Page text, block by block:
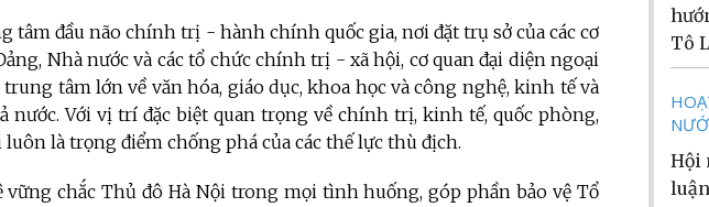
tâm đầu não chính trị - hành chính quốc gia, nơi đặt trụ sở của các cơ
Nhà nước và các tổ chức chính trị - xã hội, cơ quan đại diện ngoại
trung tâm lớn về văn hóa, giáo dục, khoa học và công nghệ, kinh tế và
nước. Với vị trí đặc biệt quan trọng về chính trị, kinh tế, quốc phòng,
là trọng điểm chống phá của các thế lực thù địch.
vững chắc Thủ đô Hà Nội trong mọi tình huống, góp phần bảo vệ Tổ
Tô
Hội